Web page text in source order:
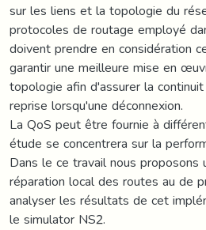
sur les liens et la topologie du
protocoles de routage employé
doivent prendre en considération
garantir une meilleure mise en
topologie afin d'assurer la
reprise lorsqu'une déconnexion.
La QoS peut être fournie à
étude se concentrera sur la
Dans le ce travail nous
réparation local des routes au de
analyser les résultats de cet
le simulator NS2.